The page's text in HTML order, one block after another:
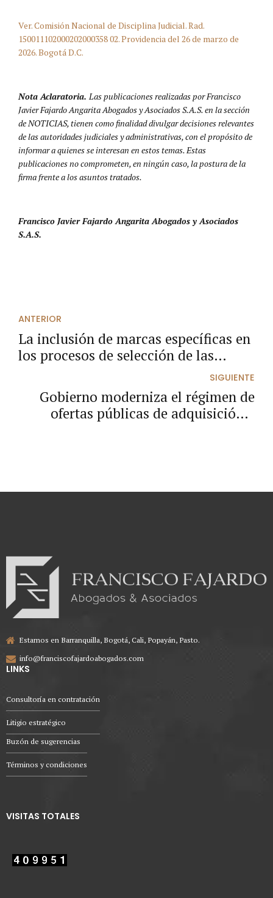
Ver. Comisión Nacional de Disciplina Judicial. Rad.
150011102000202000358 02. Providencia del 26 de marzo de
2026. Bogotá D.C.
Nota Aclaratoria.Las publicaciones realizadas por Francisco
Javier Fajardo Angarita Abogados y Asociados S.A.S. en la sección
de NOTICIAS, tienen como finalidad divulgar decisiones relevantes
de las autoridades judiciales y administrativas, con el propósito de
informar a quienes se interesan en estos temas. Estas
publicaciones no comprometen, en ningún caso, la postura de la
firma frente a los asuntos tratados.
Francisco Javier Fajardo Angarita Abogados y Asociados
S.A.S.
ANTERIOR
La inclusión de marcas específicas en
los procesos de selección de las
SIGUIENTE
Gobierno moderniza el régimen de
ofertas públicas de adquisición y
Estamos en Barranquilla, Bogotá, Cali, Popayán, Pasto.
info@franciscofajardoabogados.com
LINKS
Consultoría en contratación
Litigio estratégico
Buzón de sugerencias
Términos y condiciones
VISITAS TOTALES